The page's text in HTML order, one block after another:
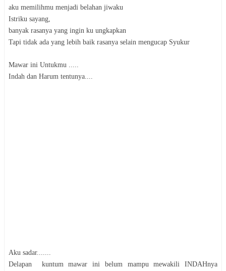
aku memilihmu menjadi belahan jiwaku
Istriku sayang,
banyak rasanya yang ingin ku ungkapkan
Tapi tidak ada yang lebih baik rasanya selain mengucap Syukur
Mawar ini Untukmu .....
Indah dan Harum tentunya....
Aku sadar.......
Delapan kuntum mawar ini belum mampu mewakili INDAHnya